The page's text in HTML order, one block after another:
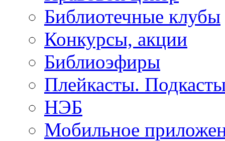
Библиотечные клубы
Конкурсы, акции
Библиоэфиры
Плейкасты.
НЭБ
Мобильное